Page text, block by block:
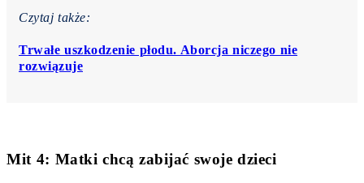
Czytaj także:
Trwałe uszkodzenie płodu. Aborcja niczego nie
rozwiązuje
Mit 4: Matki chcą zabijać swoje dzieci